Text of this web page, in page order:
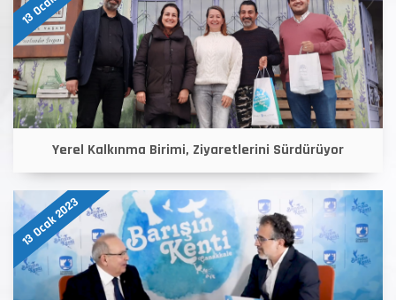
Yerel Kalkınma Birimi, Ziyaretlerini Sürdürüyor
13 Ocak 2023